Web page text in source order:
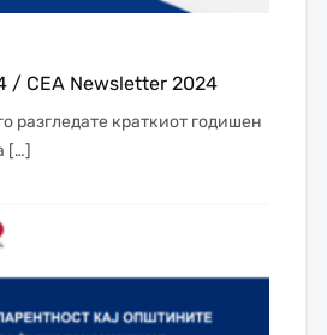
/ CEA Newsletter 2024
разгледате краткиот годишен
[…]